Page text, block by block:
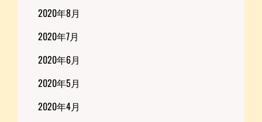
2020年8月
2020年7月
2020年6月
2020年5月
2020年4月